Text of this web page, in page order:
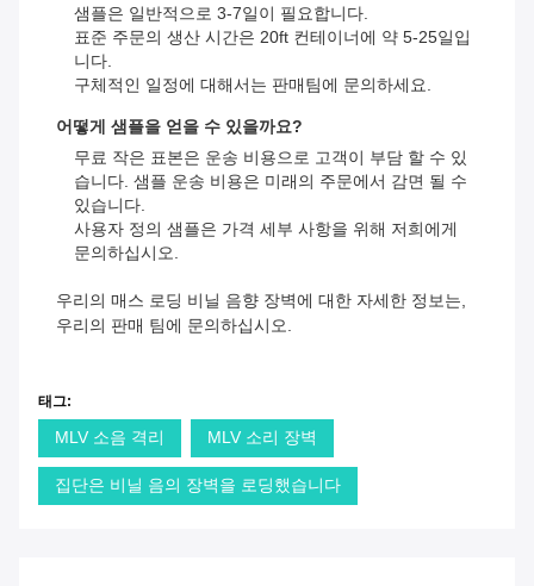
샘플은 일반적으로 3-7일이 필요합니다.
표준 주문의 생산 시간은 20ft 컨테이너에 약 5-25일입
니다.
구체적인 일정에 대해서는 판매팀에 문의하세요.
어떻게 샘플을 얻을 수 있을까요?
무료 작은 표본은 운송 비용으로 고객이 부담 할 수 있
습니다. 샘플 운송 비용은 미래의 주문에서 감면 될 수
있습니다.
사용자 정의 샘플은 가격 세부 사항을 위해 저희에게
문의하십시오.
우리의 매스 로딩 비닐 음향 장벽에 대한 자세한 정보는,
우리의 판매 팀에 문의하십시오.
태그:
MLV 소음 격리 MLV 소리 장벽
집단은 비닐 음의 장벽을 로딩했습니다